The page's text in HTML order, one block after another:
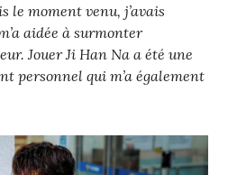
le moment venu, j’avais
aidée à surmonter
Jouer Ji Han Na a été une
personnel qui m’a également